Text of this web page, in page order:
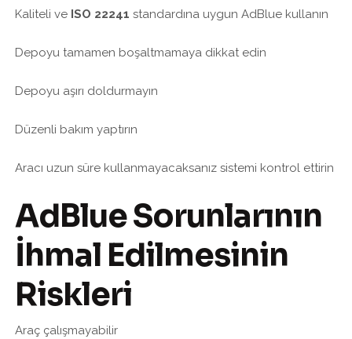
Kaliteli ve ISO 22241 standardına uygun AdBlue kullanın
Depoyu tamamen boşaltmamaya dikkat edin
Depoyu aşırı doldurmayın
Düzenli bakım yaptırın
Aracı uzun süre kullanmayacaksanız sistemi kontrol ettirin
AdBlue Sorunlarının
İhmal Edilmesinin
Riskleri
Araç çalışmayabilir